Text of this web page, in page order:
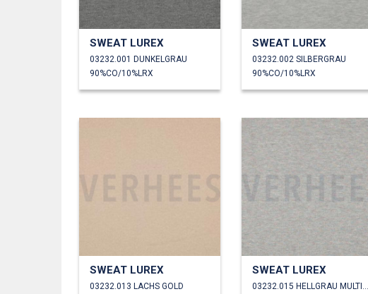
SWEAT LUREX
03232.001 DUNKELGRAU
90%CO/10%LRX
SWEAT LUREX
03232.002 SILBERGRAU
90%CO/10%LRX
SWEAT LUREX
03232.013 LACHS GOLD
SWEAT LUREX